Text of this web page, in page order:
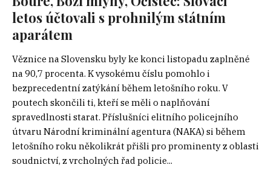
letos účtovali s prohnilým státním
aparátem
Věznice na Slovensku byly ke konci listopadu zaplněné
na 90,7 procenta. K vysokému číslu pomohlo i
bezprecedentní zatýkání během letošního roku. V
poutech skončili ti, kteří se měli o naplňování
spravedlnosti starat. Příslušníci elitního policejního
útvaru Národní kriminální agentura (NAKA) si během
letošního roku několikrát přišli pro prominenty z oblasti
soudnictví, z vrcholných řad policie...